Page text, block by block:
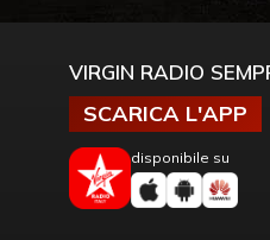
VIRGIN RADIO
SCARICA L'APP
disponibile su